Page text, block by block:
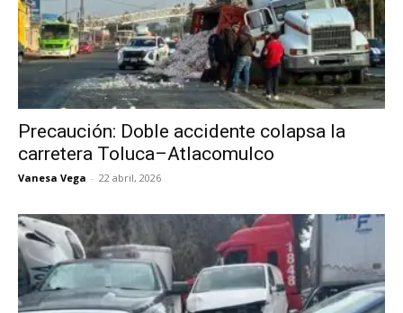
Precaución: Doble accidente colapsa la
carretera Toluca–Atlacomulco
Vanesa Vega - 22 abril, 2026